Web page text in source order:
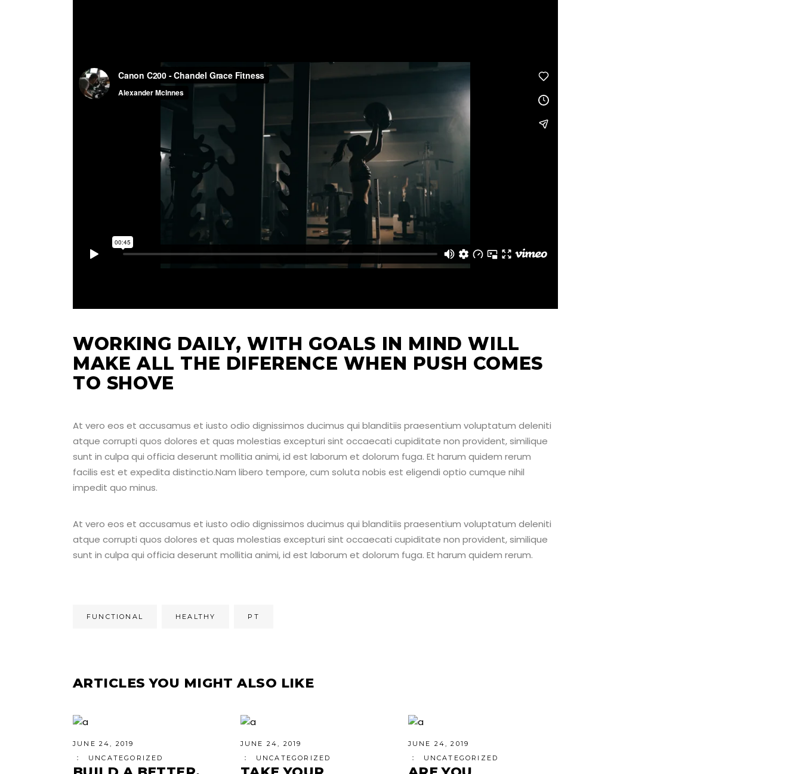
WORKING DAILY, WITH GOALS IN MIND WILL
MAKE ALL THE DIFERENCE WHEN PUSH COMES
TO SHOVE
At vero eos et accusamus et iusto odio dignissimos ducimus qui blanditiis praesentium voluptatum deleniti
atque corrupti quos dolores et quas molestias excepturi sint occaecati cupiditate non provident, similique
sunt in culpa qui officia deserunt mollitia animi, id est laborum et dolorum fuga. Et harum quidem rerum
facilis est et expedita distinctio.Nam libero tempore, cum soluta nobis est eligendi optio cumque nihil
impedit quo minus.
At vero eos et accusamus et iusto odio dignissimos ducimus qui blanditiis praesentium voluptatum deleniti
atque corrupti quos dolores et quas molestias excepturi sint occaecati cupiditate non provident, similique
sunt in culpa qui officia deserunt mollitia animi, id est laborum et dolorum fuga. Et harum quidem rerum.
FUNCTIONAL HEALTHY PT
ARTICLES YOU MIGHT ALSO LIKE
JUNE 24, 2019
UNCATEGORIZED
JUNE 24, 2019
UNCATEGORIZED
JUNE 24, 2019
UNCATEGORIZED